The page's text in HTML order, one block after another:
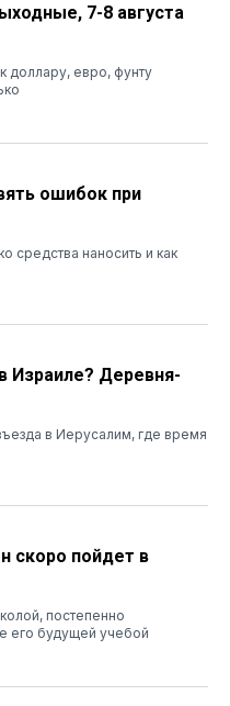
7-8 августа
доллару, евро, фунту
ошибок при
средства наносить и как
Израиле? Деревня-
в Иерусалим, где время
скоро пойдет в
постепенно
его будущей учебой